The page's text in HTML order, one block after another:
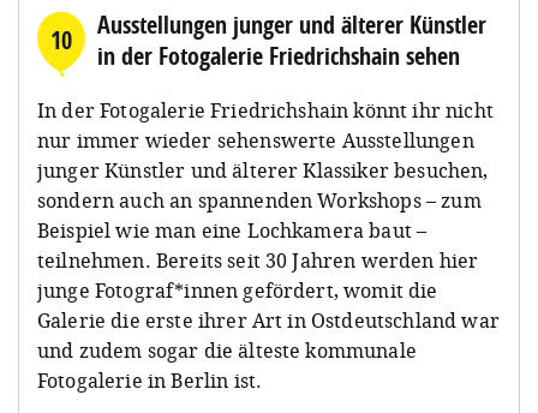
10
Ausstellungen junger und älterer Künstler
in der Fotogalerie Friedrichshain sehen
In der Fotogalerie Friedrichshain könnt ihr nicht
nur immer wieder sehenswerte Ausstellungen
junger Künstler und älterer Klassiker besuchen,
sondern auch an spannenden Workshops – zum
Beispiel wie man eine Lochkamera baut –
teilnehmen. Bereits seit 30 Jahren werden hier
junge Fotograf*innen gefördert, womit die
Galerie die erste ihrer Art in Ostdeutschland war
und zudem sogar die älteste kommunale
Fotogalerie in Berlin ist.